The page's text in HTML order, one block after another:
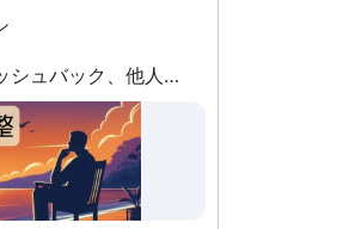
ファイルを活用して
の
のを： 人によって、
ラーの性格は異なりま
イプがいいかもしれな
るタイプがいいかもし
は個々人によって違う
で「こういうカウンセ
・嫌な記憶のフラッシュバック、他人の不快な所作、ネガティブな言動 等が頭から離れなくなってしまう ・上記を解決できたきっかけは、自身の『障害特性』でした